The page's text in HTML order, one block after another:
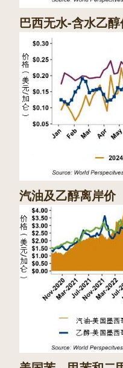
巴西无水-含水乙
汽油及乙醇离岸价